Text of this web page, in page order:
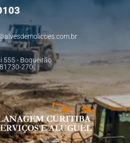
555 - Boqueirão
270